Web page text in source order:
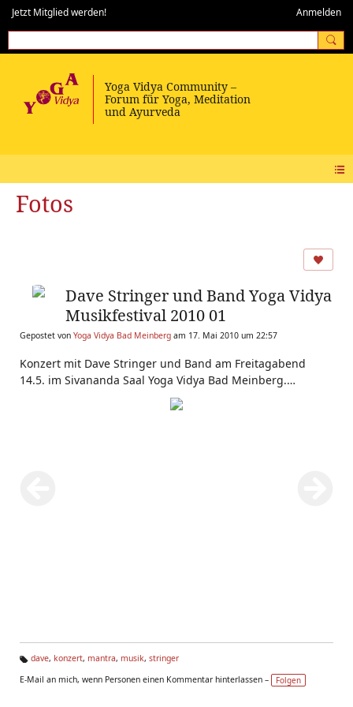
Jetzt Mitglied werden! Anmelden
Fotos
Dave Stringer und Band Yoga Vidya
Musikfestival 2010 01
Gepostet von Yoga Vidya Bad Meinberg am 17. Mai 2010 um 22:57
Konzert mit Dave Stringer und Band am Freitagabend
14.5. im Sivananda Saal Yoga Vidya Bad Meinberg.
http://www.yoga-vidya.de/center/haus-bad-
g
dave, konzert, mantra, musik, stringer
E-Mail an mich, wenn Personen einen Kommentar hinterlassen –
Folgen